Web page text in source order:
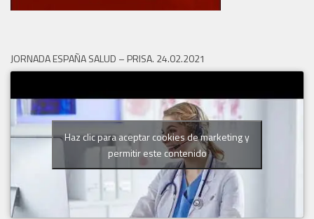
JORNADA ESPAÑA SALUD – PRISA. 24.02.2021
Haz clic para aceptar cookies de marketing y
permitir este contenido